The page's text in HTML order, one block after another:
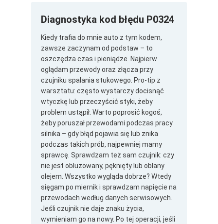
Diagnostyka kod błędu P0324
Kiedy trafia do mnie auto z tym kodem,
zawsze zaczynam od podstaw – to
oszczędza czas i pieniądze. Najpierw
oglądam przewody oraz złącza przy
czujniku spalania stukowego. Pro-tip z
warsztatu: często wystarczy docisnąć
wtyczkę lub przeczyścić styki, żeby
problem ustąpił. Warto poprosić kogoś,
żeby poruszał przewodami podczas pracy
silnika – gdy błąd pojawia się lub znika
podczas takich prób, najpewniej mamy
sprawcę. Sprawdzam też sam czujnik: czy
nie jest obluzowany, pęknięty lub oblany
olejem. Wszystko wygląda dobrze? Wtedy
sięgam po miernik i sprawdzam napięcie na
przewodach według danych serwisowych.
Jeśli czujnik nie daje znaku życia,
wymieniam go na nowy. Po tej operacji, jeśli